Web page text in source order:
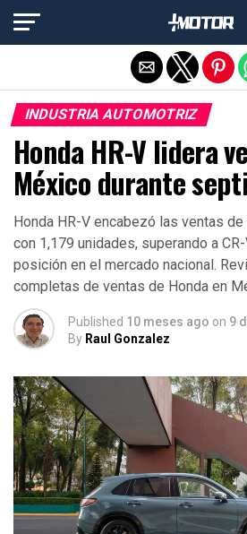
INDUSTRIA AUTOMOTRIZ
Honda HR-V lidera
México durante
Honda HR-V encabezó las ventas
con 1,179 unidades, superando a
posición en el mercado nacional.
completas de ventas de Honda en
Published 10 meses ago on 9
By Raul Gonzalez
Salir de la versión